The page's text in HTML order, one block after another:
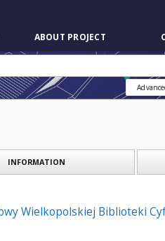
ABOUT PROJECT
INFORMATION
Wielkopolskiej Biblioteki